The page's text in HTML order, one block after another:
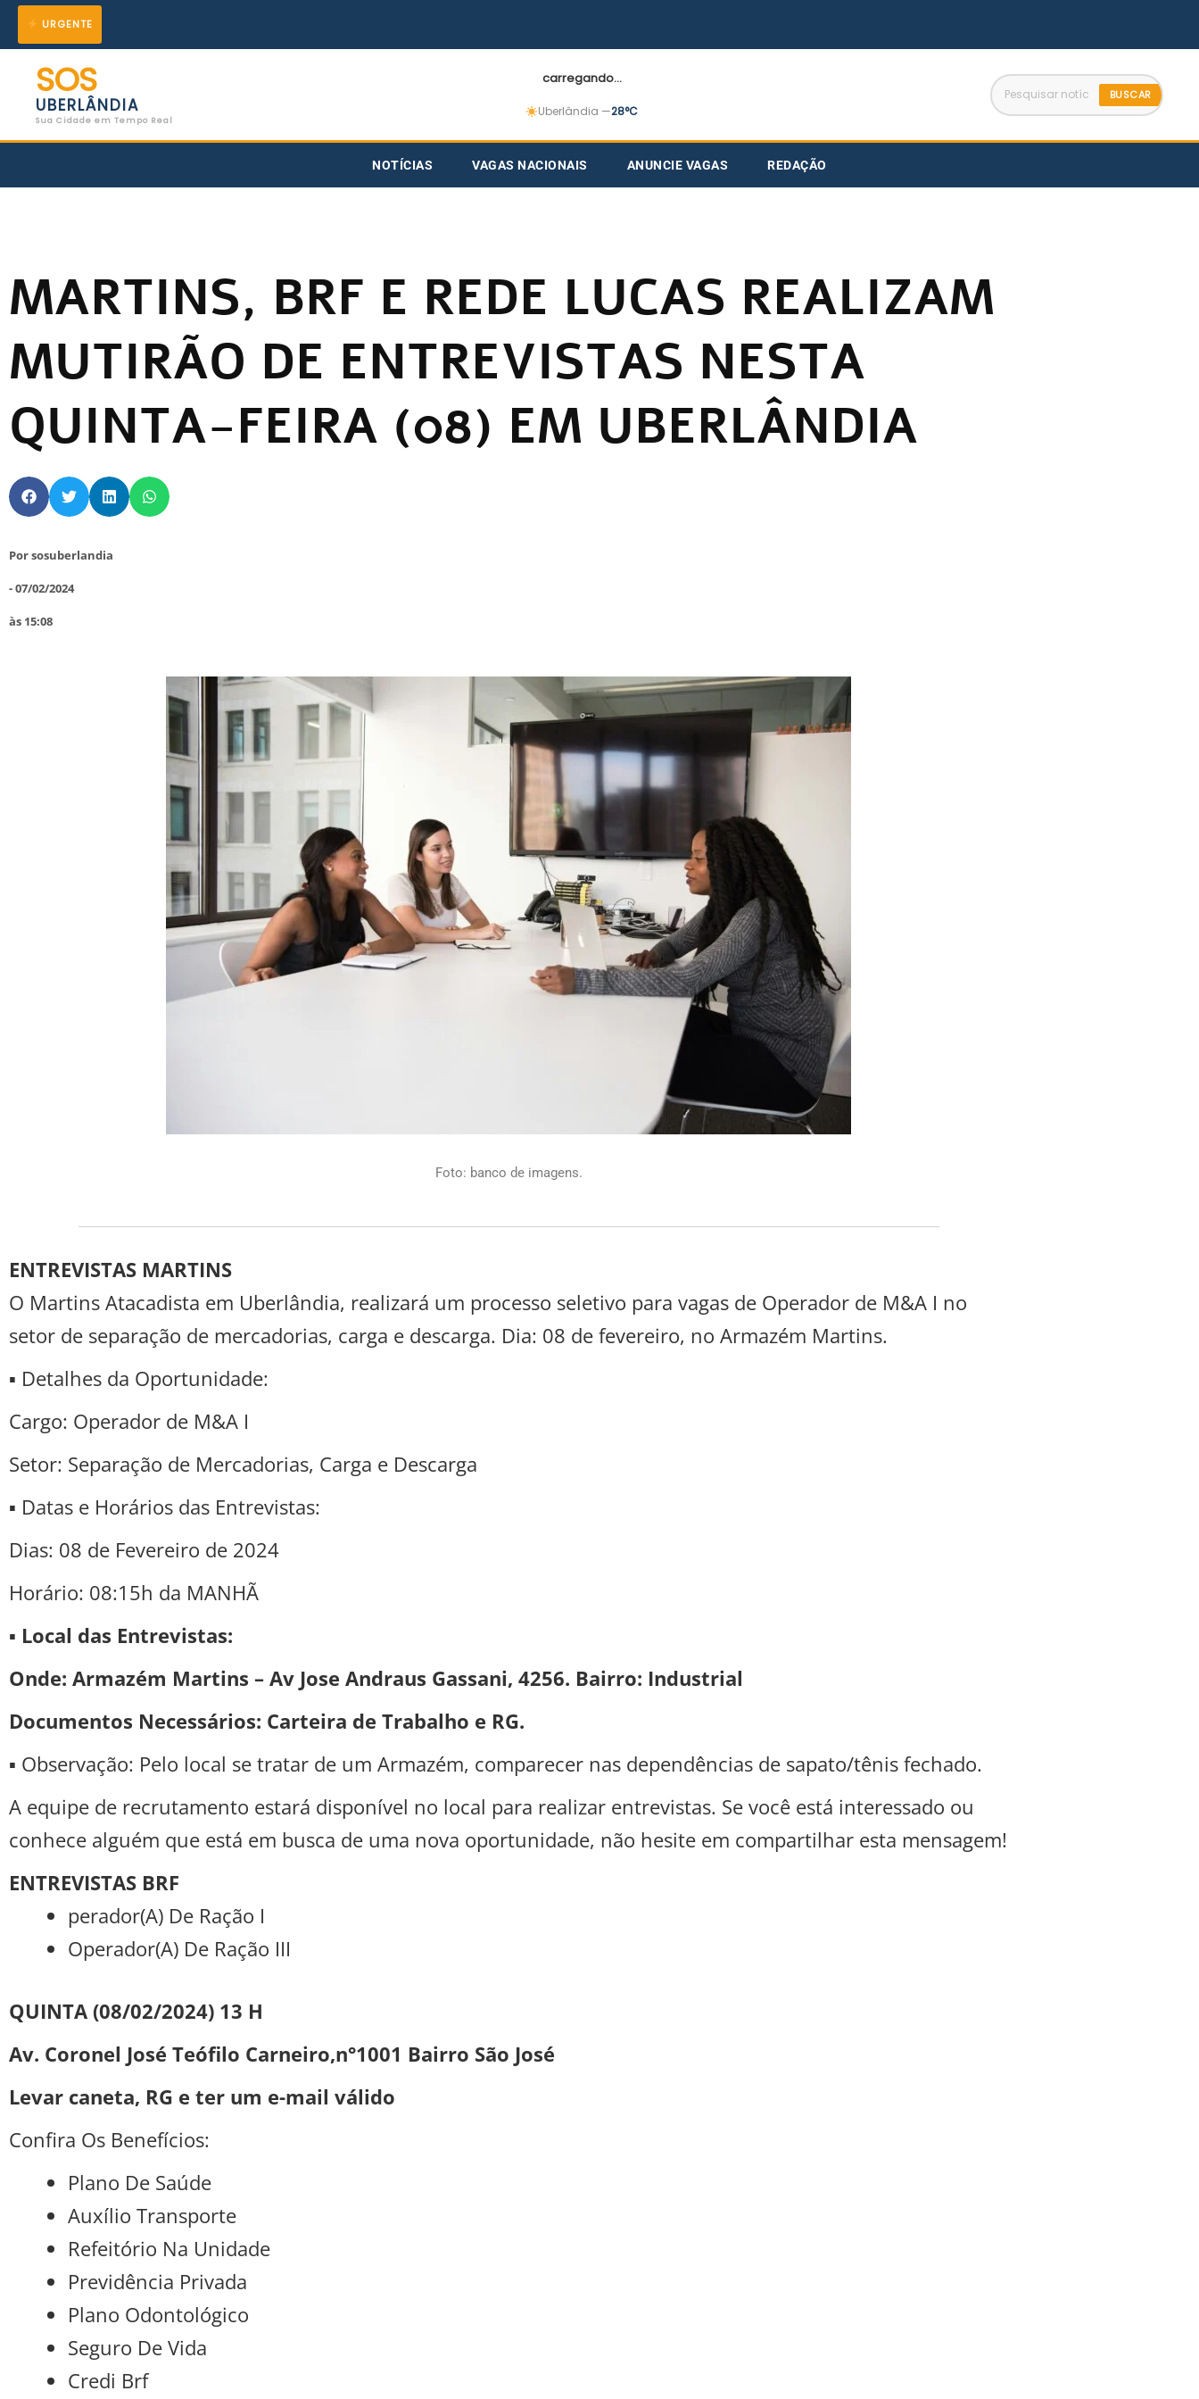
para
conteúdo
URGENTE
SOS
UBERLÂNDIA
Sua Cidade em Tempo Real
carregando...
Uberlândia —28°C
BUSCAR
NOTÍCIAS VAGAS NACIONAIS ANUNCIE VAGAS REDAÇÃO
MARTINS, BRF E REDE LUCAS REALIZAM
MUTIRÃO DE ENTREVISTAS NESTA
QUINTA-FEIRA (08) EM UBERLÂNDIA
Porsosuberlandia
-07/02/2024
às 15:08
Foto: banco de imagens.
ENTREVISTAS MARTINS
O Martins Atacadista em Uberlândia, realizará um processo seletivo para vagas de Operador de M&A I no
setor de separação de mercadorias, carga e descarga. Dia: 08 de fevereiro, no Armazém Martins.
▪ Detalhes da Oportunidade:
Cargo: Operador de M&A I
Setor: Separação de Mercadorias, Carga e Descarga
▪ Datas e Horários das Entrevistas:
Dias: 08 de Fevereiro de 2024
Horário: 08:15h da MANHÃ
▪ Local das Entrevistas:
Onde: Armazém Martins – Av Jose Andraus Gassani, 4256. Bairro: Industrial
Documentos Necessários: Carteira de Trabalho e RG.
▪ Observação: Pelo local se tratar de um Armazém, comparecer nas dependências de sapato/tênis fechado.
A equipe de recrutamento estará disponível no local para realizar entrevistas. Se você está interessado ou
conhece alguém que está em busca de uma nova oportunidade, não hesite em compartilhar esta mensagem!
ENTREVISTAS BRF
perador(A) De Ração I
Operador(A) De Ração III
QUINTA (08/02/2024) 13 H
Av. Coronel José Teófilo Carneiro,n°1001 Bairro São José
Levar caneta, RG e ter um e-mail válido
Confira Os Benefícios:
Plano De Saúde
Auxílio Transporte
Refeitório Na Unidade
Previdência Privada
Plano Odontológico
Seguro De Vida
Credi Brf